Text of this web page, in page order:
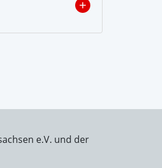
e.V. und der